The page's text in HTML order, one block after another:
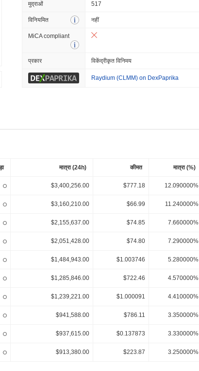
मुद्राओं 517
विनियमित नहीं
MiCA compliant
प्रकार विकेंद्रीकृत विनिमय
Raydium (CLMM) on DexPaprika
मात्रा (24h) कीमत मात्रा (%)
$3,400,256.00 $777.18 12.090000%
$3,160,210.00 $66.99 11.240000%
$2,155,637.00 $74.85 7.660000%
$2,051,428.00 $74.80 7.290000%
$1,484,943.00 $1.003746 5.280000%
$1,285,846.00 $722.46 4.570000%
$1,239,221.00 $1.000091 4.410000%
$941,588.00 $786.11 3.350000%
$937,615.00 $0.137873 3.330000%
$913,380.00 $223.87 3.250000%